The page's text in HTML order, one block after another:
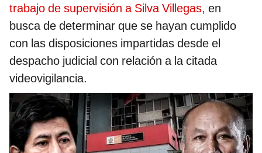
trabajo de supervisión a Silva Villegas, en
busca de determinar que se hayan cumplido
con las disposiciones impartidas desde el
despacho judicial con relación a la citada
videovigilancia.